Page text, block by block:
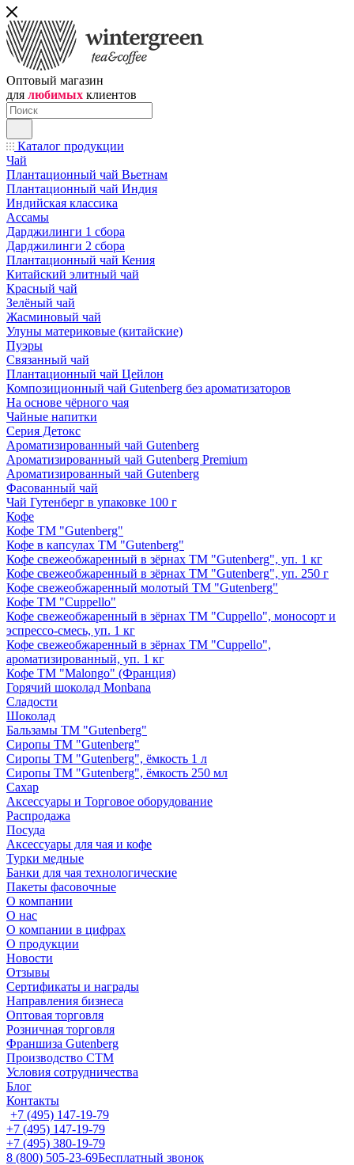
Оптовый магазин
для любимых клиентов
Каталог продукции
Чай
Плантационный чай Вьетнам
Плантационный чай Индия
Индийская классика
Ассамы
Дарджилинги 1 сбора
Дарджилинги 2 сбора
Плантационный чай Кения
Китайский элитный чай
Красный чай
Зелёный чай
Жасминовый чай
Улуны материковые (китайские)
Пуэры
Связанный чай
Плантационный чай Цейлон
Композиционный чай Gutenberg без ароматизаторов
На основе чёрного чая
Чайные напитки
Серия Детокс
Ароматизированный чай Gutenberg
Ароматизированный чай Gutenberg Premium
Ароматизированный чай Gutenberg
Фасованный чай
Чай Гутенберг в упаковке 100 г
Кофе
Кофе ТМ "Gutenberg"
Кофе в капсулах ТМ "Gutenberg"
Кофе свежеобжаренный в зёрнах ТМ "Gutenberg", уп. 1 кг
Кофе свежеобжаренный в зёрнах ТМ "Gutenberg", уп. 250 г
Кофе свежеобжаренный молотый ТМ "Gutenberg"
Кофе ТМ "Cuppello"
Кофе свежеобжаренный в зёрнах ТМ "Cuppello", моносорт и
эспрессо-смесь, уп. 1 кг
Кофе свежеобжаренный в зёрнах ТМ "Cuppello",
ароматизированный, уп. 1 кг
Кофе ТМ "Malongo" (Франция)
Горячий шоколад Monbana
Сладости
Шоколад
Бальзамы ТМ "Gutenberg"
Сиропы ТМ "Gutenberg"
Сиропы ТМ "Gutenberg", ёмкость 1 л
Сиропы ТМ "Gutenberg", ёмкость 250 мл
Сахар
Аксессуары и Торговое оборудование
Распродажа
Посуда
Аксессуары для чая и кофе
Турки медные
Банки для чая технологические
Пакеты фасовочные
О компании
О нас
О компании в цифрах
О продукции
Новости
Отзывы
Сертификаты и награды
Направления бизнеса
Оптовая торговля
Розничная торговля
Франшиза Gutenberg
Производство СТМ
Условия сотрудничества
Блог
Контакты
+7 (495) 147-19-79
+7 (495) 147-19-79
+7 (495) 380-19-79
8 (800) 505-23-69Бесплатный звонок